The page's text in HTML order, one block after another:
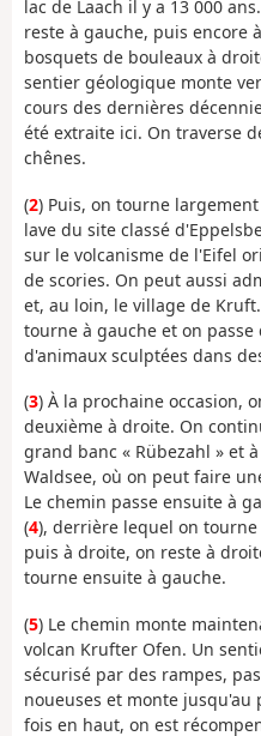
lac de Laach il y a 13 000
reste à gauche, puis encore
bosquets de bouleaux à
sentier géologique monte
cours des dernières
été extraite ici. On traverse
chênes.
(2) Puis, on tourne
lave du site classé
sur le volcanisme de l'Eifel
de scories. On peut aussi
et, au loin, le village de
tourne à gauche et on
d'animaux sculptées dans
(3) À la prochaine occasion,
deuxième à droite. On
grand banc « Rübezahl » et
Waldsee, où on peut faire
Le chemin passe ensuite à
(4), derrière lequel on
puis à droite, on reste à
tourne ensuite à gauche.
(5) Le chemin monte
volcan Krufter Ofen. Un
sécurisé par des rampes,
noueuses et monte jusqu'au
fois en haut, on est